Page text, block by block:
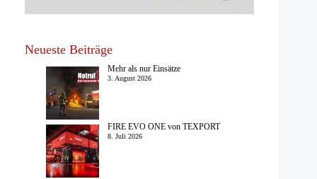
Neueste Beiträge
Mehr als nur Einsätze
3. August 2026
FIRE EVO ONE von TEXPORT
8. Juli 2026